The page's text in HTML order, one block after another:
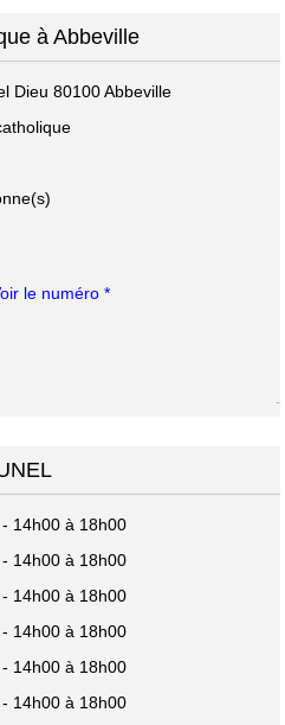
à Abbeville
Dieu80100 Abbeville
le numéro *
-
14h00 à 18h00
14h00 à 18h00
14h00 à 18h00
14h00 à 18h00
14h00 à 18h00
14h00 à 18h00